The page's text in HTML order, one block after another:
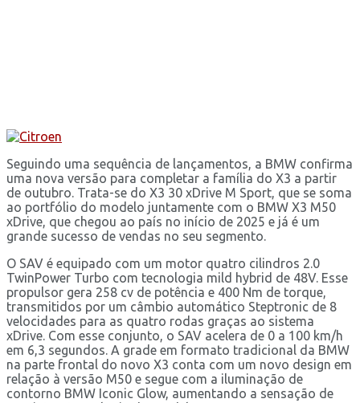
Seguindo uma sequência de lançamentos, a BMW confirma
uma nova versão para completar a família do X3 a partir
de outubro. Trata-se do X3 30 xDrive M Sport, que se soma
ao portfólio do modelo juntamente com o BMW X3 M50
xDrive, que chegou ao país no início de 2025 e já é um
grande sucesso de vendas no seu segmento.
O SAV é equipado com um motor quatro cilindros 2.0
TwinPower Turbo com tecnologia mild hybrid de 48V. Esse
propulsor gera 258 cv de potência e 400 Nm de torque,
transmitidos por um câmbio automático Steptronic de 8
velocidades para as quatro rodas graças ao sistema
xDrive. Com esse conjunto, o SAV acelera de 0 a 100 km/h
em 6,3 segundos. A grade em formato tradicional da BMW
na parte frontal do novo X3 conta com um novo design em
relação à versão M50 e segue com a iluminação de
contorno BMW Iconic Glow, aumentando a sensação de